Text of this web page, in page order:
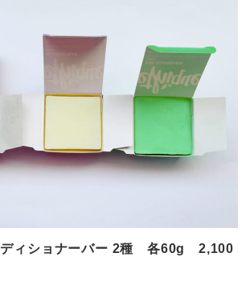
ディショナーバー 2種 各60g 2,100